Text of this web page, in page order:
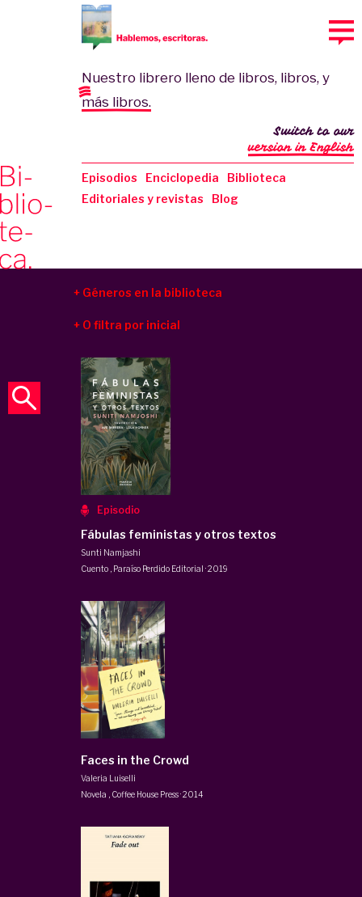
Nuestro librero lleno de libros, libros, y
más libros.
Episodios Enciclopedia
Biblioteca
Editoriales y revistas
Blog
Switch to our
version in English
Géneros en la biblioteca
O filtra por inicial
Episodio
Fábulas feministas y otros textos
Sunti Namjashi
Cuento, Paraíso Perdido Editorial ·2019
Faces in the Crowd
Valeria Luiselli
Novela
Coffee House Press·2014